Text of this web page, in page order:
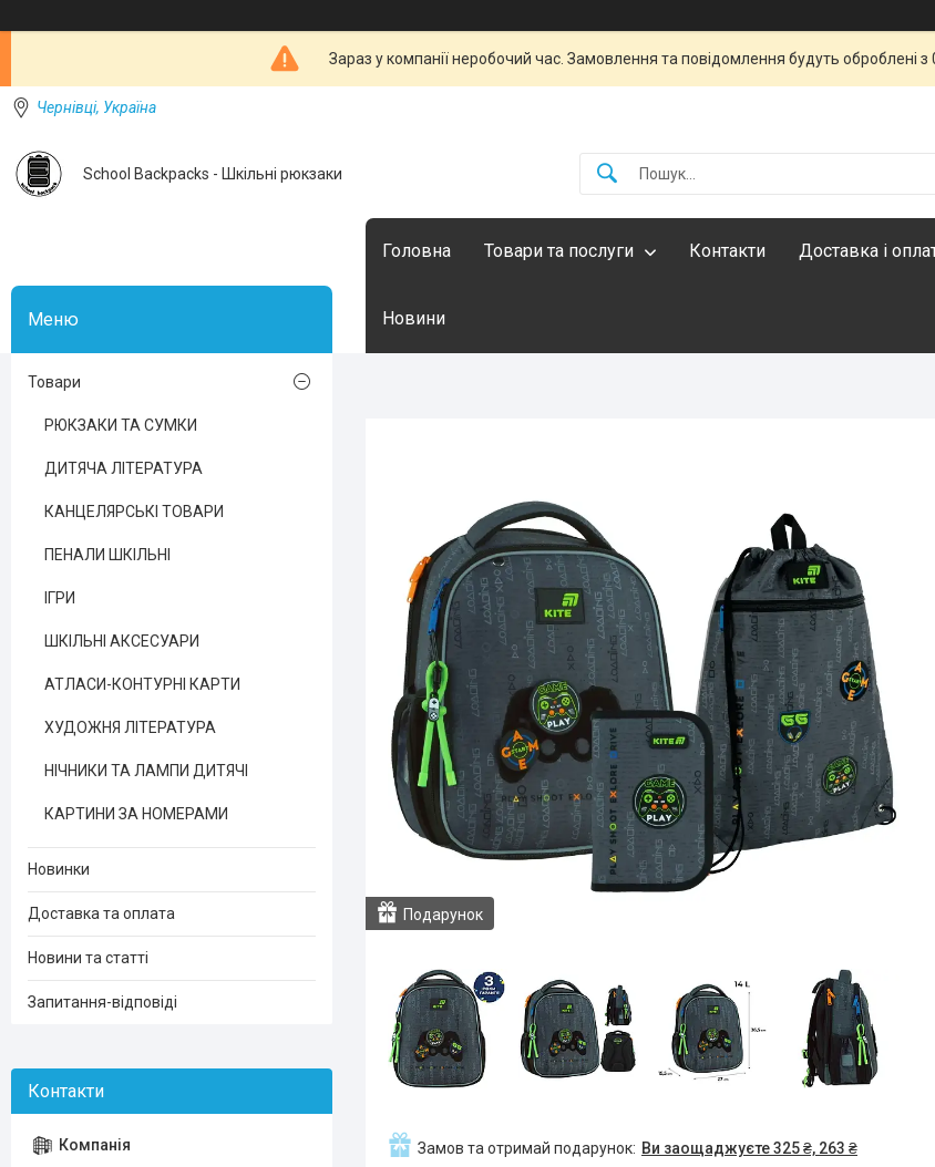
Зараз у компанії неробочий час. Замовлення та повідомлення будуть оброблені
Чернівці, Україна
School Backpacks - Шкільні рюкзаки
Головна Товари та послуги Контакти Доставка і
Новини
Подарунок
Замов та отримай подарунок Ви заощаджуєте 325 ₴, 263 ₴
Товари
РЮКЗАКИ ТА СУМКИ
ДИТЯЧА ЛІТЕРАТУРА
КАНЦЕЛЯРСЬКІ ТОВАРИ
ПЕНАЛИ ШКІЛЬНІ
ІГРИ
ШКІЛЬНІ АКСЕСУАРИ
АТЛАСИ-КОНТУРНІ КАРТИ
ХУДОЖНЯ ЛІТЕРАТУРА
НІЧНИКИ ТА ЛАМПИ ДИТЯЧІ
КАРТИНИ ЗА НОМЕРАМИ
Новинки
Доставка та оплата
Новини та статті
Запитання-відповіді